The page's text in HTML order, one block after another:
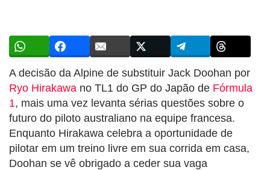
A decisão da Alpine de substituir Jack Doohan por
Ryo Hirakawa no TL1 do GP do Japão de Fórmula
1, mais uma vez levanta sérias questões sobre o
futuro do piloto australiano na equipe francesa.
Enquanto Hirakawa celebra a oportunidade de
pilotar em um treino livre em sua corrida em casa,
Doohan se vê obrigado a ceder sua vaga